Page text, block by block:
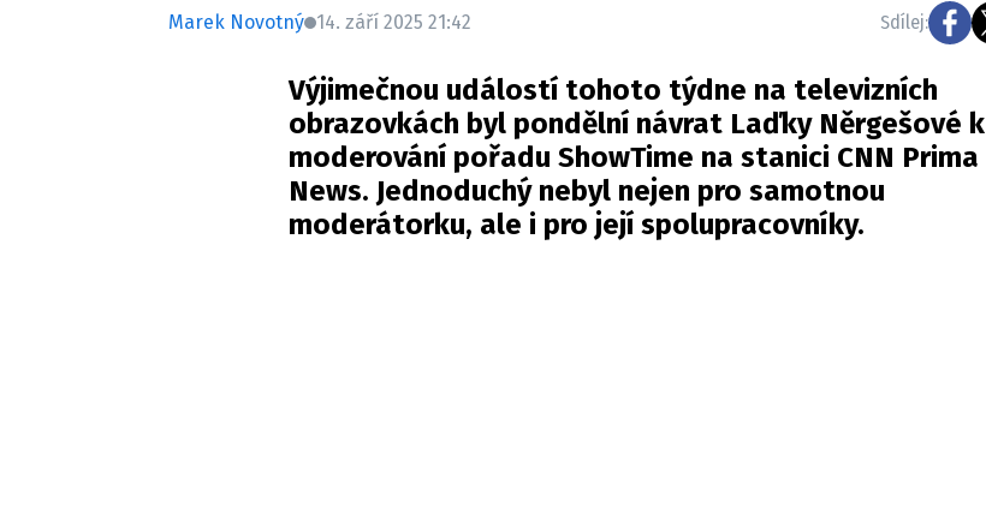
Marek Novotný 14. září 2025 21:42 Sdílej:
Výjimečnou událostí tohoto týdne na televizních
obrazovkách byl pondělní návrat Laďky Něrgešové k
moderování pořadu ShowTime na stanici CNN Prima
News. Jednoduchý nebyl nejen pro samotnou
moderátorku, ale i pro její spolupracovníky.